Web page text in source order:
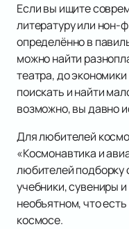
Если вы ищите
литературу или нон-
определённо в
можно найти
театра, до
поискать и найти
возможно, вы давно
Для любителей
«Космонавтика и
любителей подборку
учебники, сувениры
необъятном, что
космосе.